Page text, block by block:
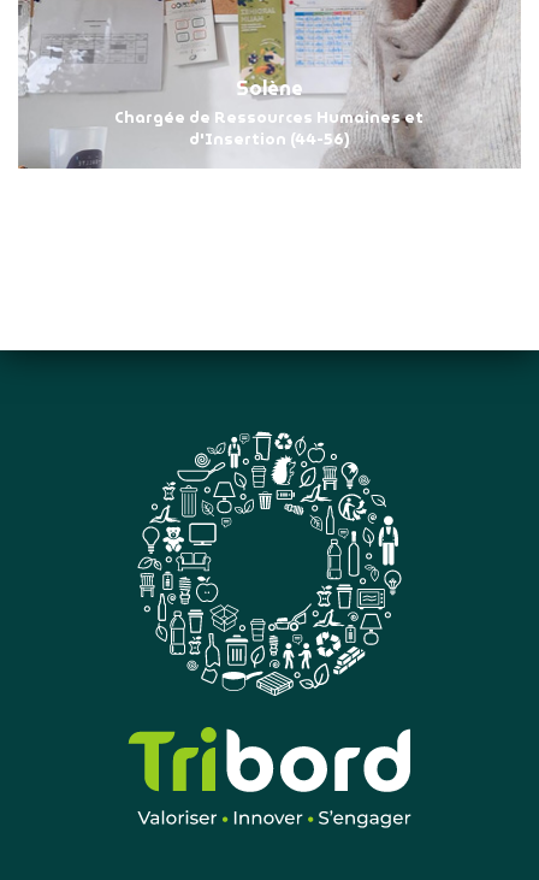
Solène
Chargée de Ressources Humaines et
d'Insertion (44-56)